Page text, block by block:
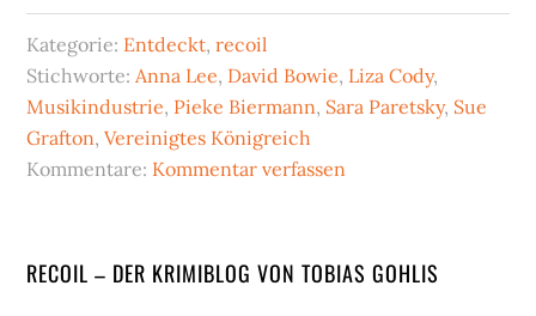
Kategorie: Entdeckt,recoil
Stichworte: Anna Lee, David Bowie, Liza Cody,
Musikindustrie, Pieke Biermann, Sara Paretsky, Sue
Grafton,Vereinigtes Königreich
Kommentare: Kommentar verfassen
Seitenspalte
RECOIL – DER KRIMIBLOG VON TOBIAS GOHLIS